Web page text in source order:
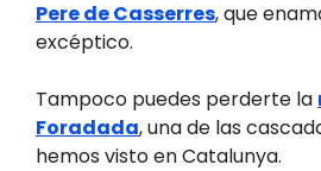
Pere de Casserres, que
excéptico.
Tampoco puedes perderte la
Foradada, una de las
hemos visto en Catalunya.